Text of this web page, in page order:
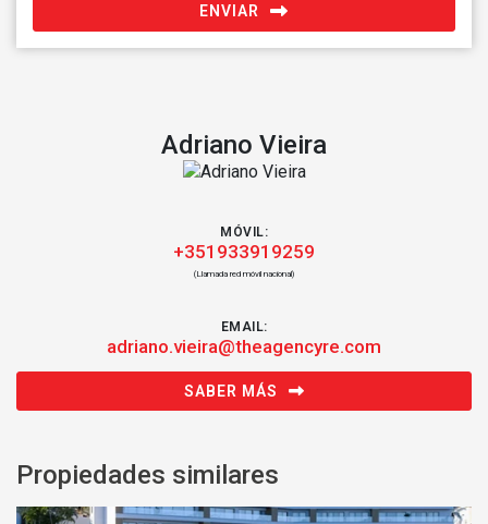
ENVIAR
Adriano Vieira
MÓVIL:
+351933919259
(Llamada red móvil nacional)
EMAIL:
adriano.vieira@theagencyre.com
SABER MÁS
Propiedades similares